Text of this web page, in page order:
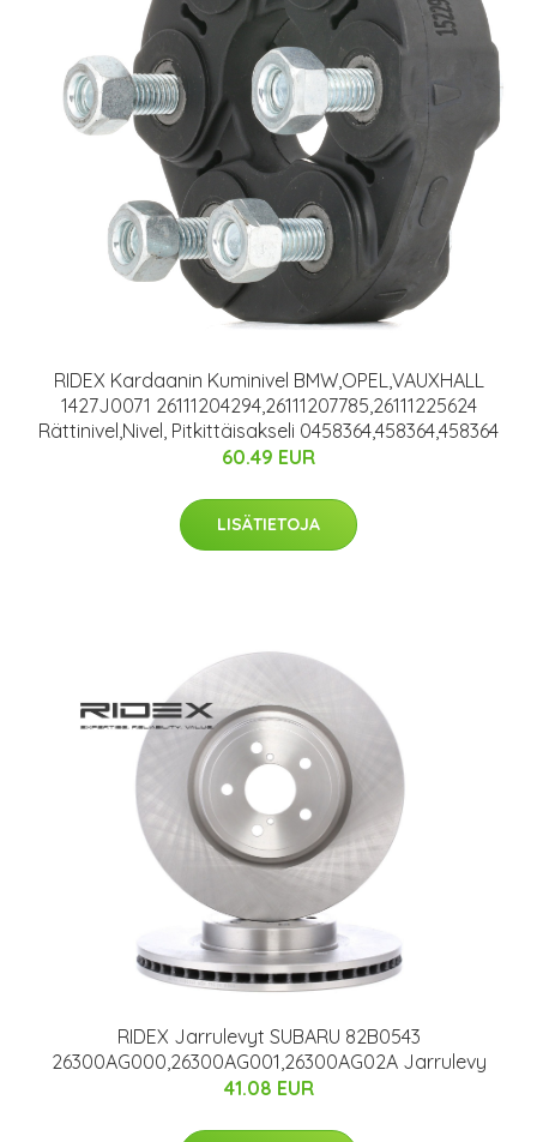
RIDEX Kardaanin Kuminivel BMW,OPEL,VAUXHALL
1427J0071 26111204294,26111207785,26111225624
Rättinivel,Nivel, Pitkittäisakseli 0458364,458364,458364
60.49 EUR
LISÄTIETOJA
RIDEX Jarrulevyt SUBARU 82B0543
26300AG000,26300AG001,26300AG02A Jarrulevy
41.08 EUR